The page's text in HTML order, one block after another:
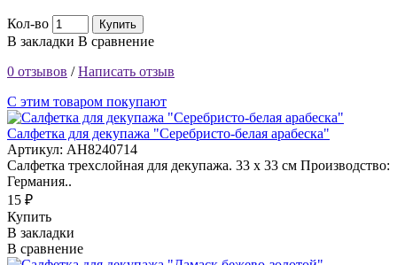
Кол-во Купить
В закладки В сравнение
0 отзывов /Написать отзыв
С этим товаром покупают
Салфетка для декупажа "Серебристо-белая арабеска"
Артикул: AH8240714
Салфетка трехслойная для декупажа. 33 х 33 см Производство:
Германия..
15 ₽
Купить
В закладки
В сравнение